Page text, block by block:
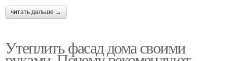
читать дальше →
Утеплить фасад дома своими